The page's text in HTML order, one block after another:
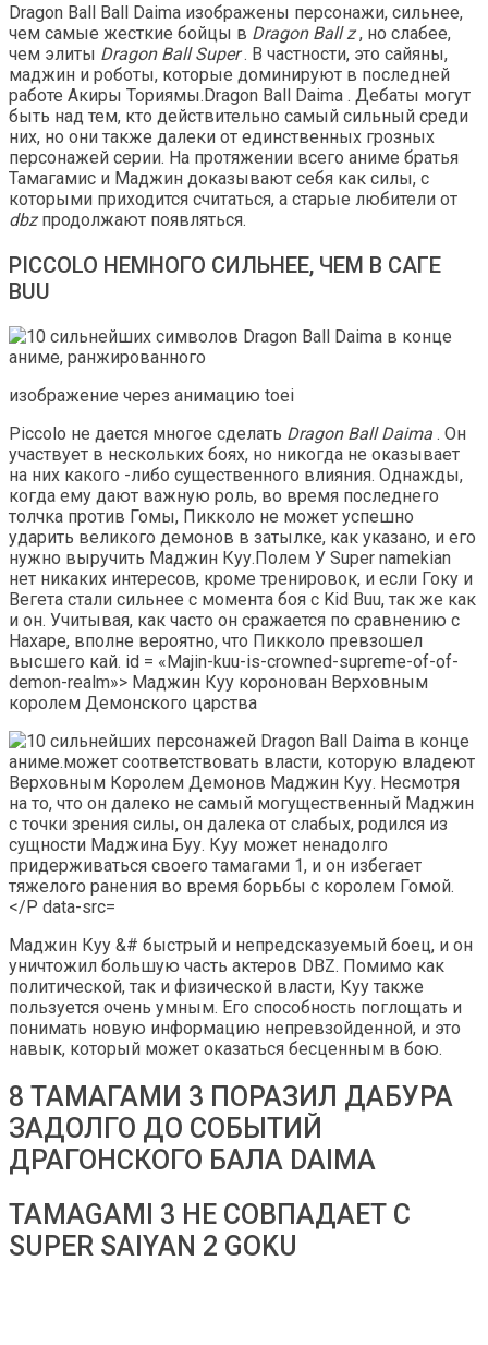
Dragon Ball Ball Daima изображены персонажи, сильнее,
чем самые жесткие бойцы в Dragon Ball z, но слабее,
чем элиты Dragon Ball Super. В частности, это сайяны,
маджин и роботы, которые доминируют в последней
работе Акиры Ториямы.Dragon Ball Daima . Дебаты могут
быть над тем, кто действительно самый сильный среди
них, но они также далеки от единственных грозных
персонажей серии. На протяжении всего аниме братья
Тамагамис и Маджин доказывают себя как силы, с
которыми приходится считаться, а старые любители от
dbz продолжают появляться.
PICCOLO НЕМНОГО СИЛЬНЕЕ, ЧЕМ В САГЕ
BUU
изображение через анимацию toei
Piccolo не дается многое сделать Dragon Ball Daima . Он
участвует в нескольких боях, но никогда не оказывает
на них какого -либо существенного влияния. Однажды,
когда ему дают важную роль, во время последнего
толчка против Гомы, Пикколо не может успешно
ударить великого демонов в затылке, как указано, и его
нужно выручить Маджин Куу.Полем У Super namekian
нет никаких интересов, кроме тренировок, и если Гоку и
Вегета стали сильнее с момента боя с Kid Buu, так же как
и он. Учитывая, как часто он сражается по сравнению с
Нахаре, вполне вероятно, что Пикколо превзошел
высшего кай. id = «Majin-kuu-is-crowned-supreme-of-of-
demon-realm»> Маджин Куу коронован Верховным
королем Демонского царства
Маджин Куу &# быстрый и непредсказуемый боец, и он
уничтожил большую часть актеров DBZ. Помимо как
политической, так и физической власти, Куу также
пользуется очень умным. Его способность поглощать и
понимать новую информацию непревзойденной, и это
навык, который может оказаться бесценным в бою.
8 ТАМАГАМИ 3 ПОРАЗИЛ ДАБУРА
ЗАДОЛГО ДО СОБЫТИЙ
ДРАГОНСКОГО БАЛА DAIMA
TAMAGAMI 3 НЕ СОВПАДАЕТ С
SUPER SAIYAN 2 GOKU